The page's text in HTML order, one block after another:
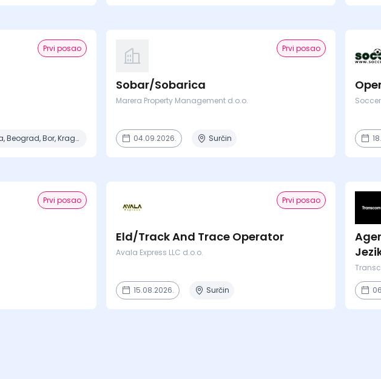
Prvi posao
Batajnica, Beograd, Bor, Kragujevac, Negotin + 6 mesta
Prvi posao
Sobar/Sobarica
Marera Property Management d.o.o.
04.09.2026. Surčin
Prvi posao Prvi posao
Eld/Track And Trace Operator
Avala Express LLC d.o.o.
15.08.2026. Surčin